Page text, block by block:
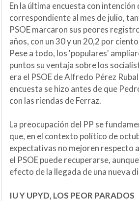
En la última encuesta con intención
correspondiente al mes de julio,
PSOE marcaron sus peores
años, con un 30 y un 20,2 por
Pese a todo, los 'populares'
puntos su ventaja sobre los
era el PSOE de Alfredo Pérez
encuesta se hizo antes de que
con las riendas de Ferraz.
La preocupación del PP se
que, en el contexto político de
expectativas no mejoren respecto
el PSOE puede recuperarse,
efecto de la llegada de una nueva
IU Y UPYD, LOS PEOR PARADOS